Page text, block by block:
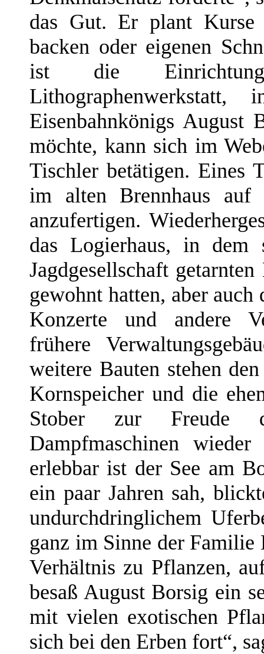
das Gut. Er plant Kurse
backen oder eigenen
ist die
Eisenbahnkönigs August
möchte, kann sich im
Tischler betätigen. Eines
im alten Brennhaus auf
anzufertigen.
das Logierhaus, in dem
Jagdgesellschaft
gewohnt hatten, aber
Konzerte und andere
frühere
weitere Bauten stehen
Kornspeicher und die
Stober zur Freude
Dampfmaschinen
erlebbar ist der See am
ein paar Jahren sah,
undurchdringlichem
ganz im Sinne der Familie
Verhältnis zu Pflanzen,
besaß August Borsig ein
mit vielen exotischen
sich bei den Erben fort“,